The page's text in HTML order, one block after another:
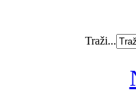
Traži...